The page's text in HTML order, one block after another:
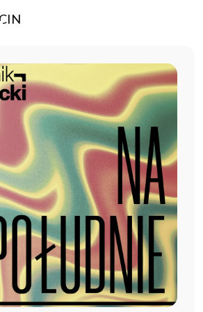
Anthropos
i Języka Polskiego
i Języka Polskiego dla Szkół